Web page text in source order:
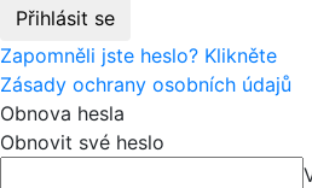
Zapomněli jste heslo? Klikněte
Zásady ochrany osobních údajů
Obnova hesla
Obnovit své heslo